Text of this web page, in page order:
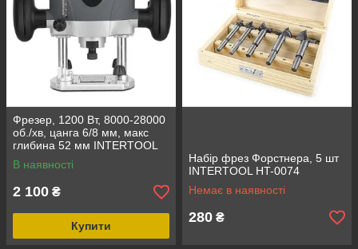
Фрезер, 1200 Вт, 8000-28000
об./хв, цанга 6/8 мм, макс
глибина 52 мм INTERTOOL
DT-0950
В наявності
2 100 ₴
Купити
Набір фрез Форстнера, 5 шт
INTERTOOL HT-0074
Немає в наявності
280 ₴